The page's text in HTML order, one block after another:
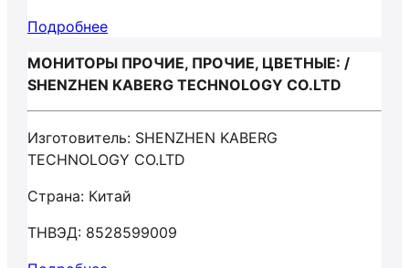
Подробнее
МОНИТОРЫ ПРОЧИЕ, ПРОЧИЕ, ЦВЕТНЫЕ: /
SHENZHEN KABERG TECHNOLOGY CO.LTD
Изготовитель: SHENZHEN KABERG
TECHNOLOGY CO.LTD
Страна: Китай
ТНВЭД: 8528599009